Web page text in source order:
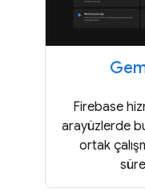
Firebase
arayüzlerde
ortak